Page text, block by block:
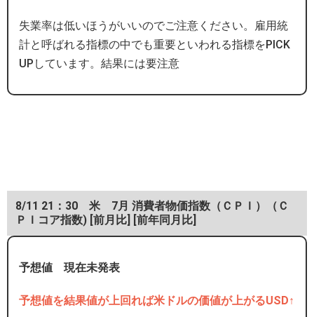
失業率は低いほうがいいのでご注意ください。雇用統
計と呼ばれる指標の中でも重要といわれる指標をPICK
UPしています。結果には要注意
8/11 21：30 米 7月 消費者物価指数（ＣＰＩ）（Ｃ
ＰＩコア指数) [前月比] [前年同月比]
予想値 現在未発表
予想値を結果値が上回れば米ドルの価値が上がるUSD↑